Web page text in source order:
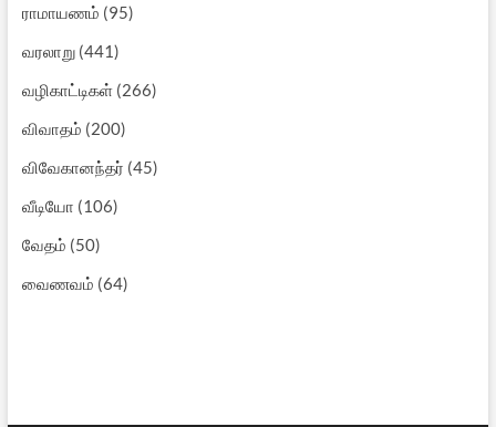
ராமாயணம் (95)
வரலாறு(441)
வழிகாட்டிகள்(266)
விவாதம் (200)
விவேகானந்தர் (45)
வீடியோ (106)
வேதம் (50)
வைணவம் (64)